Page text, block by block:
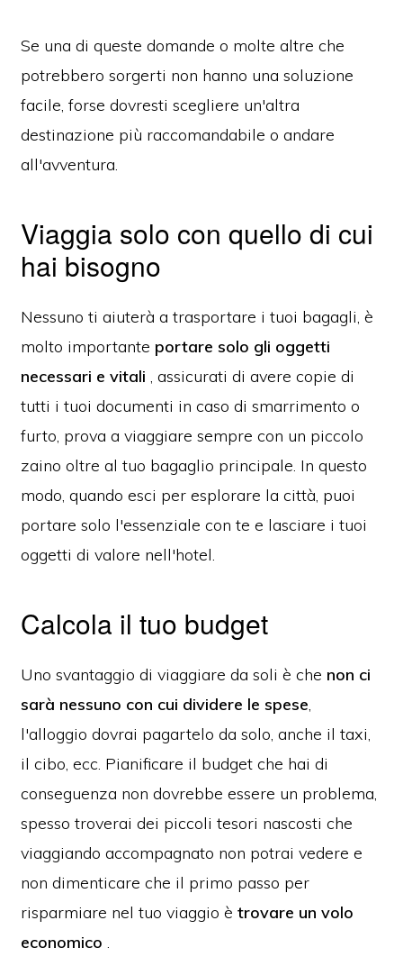
Se una di queste domande o molte altre che
potrebbero sorgerti non hanno una soluzione
facile, forse dovresti scegliere un'altra
destinazione più raccomandabile o andare
all'avventura.
Viaggia solo con quello di cui
hai bisogno
Nessuno ti aiuterà a trasportare i tuoi bagagli, è
molto importante portare solo gli oggetti
necessari e vitali, assicurati di avere copie di
tutti i tuoi documenti in caso di smarrimento o
furto, prova a viaggiare sempre con un piccolo
zaino oltre al tuo bagaglio principale. In questo
modo, quando esci per esplorare la città, puoi
portare solo l'essenziale con te e lasciare i tuoi
oggetti di valore nell'hotel.
Calcola il tuo budget
Uno svantaggio di viaggiare da soli è che non ci
sarà nessuno con cui dividere le spese,
l'alloggio dovrai pagartelo da solo, anche il taxi,
il cibo, ecc. Pianificare il budget che hai di
conseguenza non dovrebbe essere un problema,
spesso troverai dei piccoli tesori nascosti che
viaggiando accompagnato non potrai vedere e
non dimenticare che il primo passo per
risparmiare nel tuo viaggio è trovare un volo
economico .